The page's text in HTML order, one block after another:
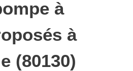
à
à
(80130)